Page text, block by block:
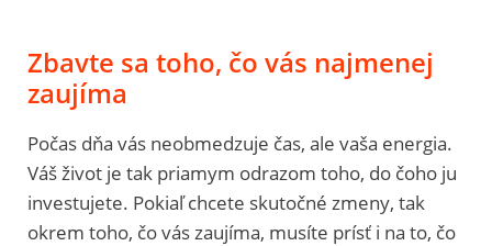
Zbavte sa toho, čo vás najmenej
zaujíma
Počas dňa vás neobmedzuje čas, ale vaša energia.
Váš život je tak priamym odrazom toho, do čoho ju
investujete. Pokiaľ chcete skutočné zmeny, tak
okrem toho, čo vás zaujíma, musíte prísť i na to, čo